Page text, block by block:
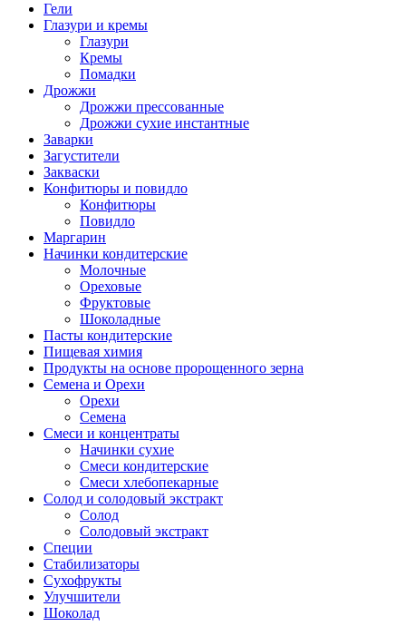
Гели
Глазури и кремы
Глазури
Кремы
Помадки
Дрожжи
Дрожжи прессованные
Дрожжи сухие инстантные
Заварки
Загустители
Закваски
Конфитюры и повидло
Конфитюры
Повидло
Маргарин
Начинки кондитерские
Молочные
Ореховые
Фруктовые
Шоколадные
Пасты кондитерские
Пищевая химия
Продукты на основе пророщенного зерна
Семена и Орехи
Орехи
Семена
Смеси и концентраты
Начинки сухие
Смеси кондитерские
Смеси хлебопекарные
Солод и солодовый экстракт
Солод
Солодовый экстракт
Специи
Стабилизаторы
Сухофрукты
Улучшители
Шоколад